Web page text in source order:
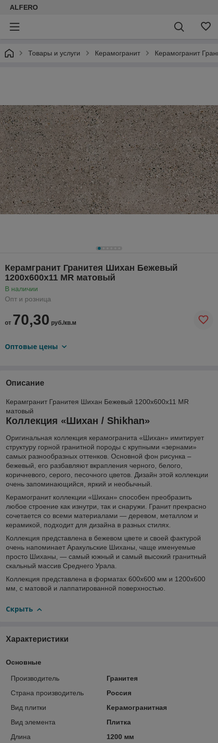
ALFERO
Товары и услуги Керамогранит Керамогранит
Керамгранит Гранитея Шихан Бежевый
1200х600х11 MR матовый
В наличии
Опт и розница
от 70,30 руб./кв.м
Оптовые цены
Описание
Керамгранит Гранитея Шихан Бежевый 1200х600х11 MR
матовый
Коллекция «Шихан / Shikhan»
Оригинальная коллекция керамогранита «Шихан» имитирует
структуру горной гранитной породы с крупными «зернами»
самых разнообразных оттенков. Основной фон рисунка –
бежевый, его разбавляют вкрапления черного, белого,
коричневого, серого, песочного цветов. Дизайн этой коллекции
очень запоминающийся, яркий и необычный.
Керамогранит коллекции «Шихан» способен преобразить
любое строение как изнутри, так и снаружи. Гранит прекрасно
сочетается со всеми материалами — деревом, металлом и
керамикой, подходит для дизайна в разных стилях.
Коллекция представлена в бежевом цвете и своей фактурой
очень напоминает Аракульские Шиханы, чаще именуемые
просто Шиханы, — самый южный и самый высокий гранитный
скальный массив Среднего Урала.
Коллекция представлена в форматах 600х600 мм и 1200х600
мм, с матовой и лаппатированной поверхностью.
Скрыть
Характеристики
Основные
Производитель
Гранитея
Страна производитель
Россия
Вид плитки
Керамогранитная
Вид элемента
Плитка
Длина
1200 мм